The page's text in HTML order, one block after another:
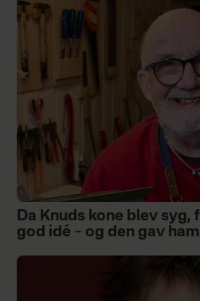
Da Knuds kone blev syg,
god idé – og den gav